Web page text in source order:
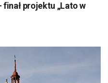
finał projektu „Lato w